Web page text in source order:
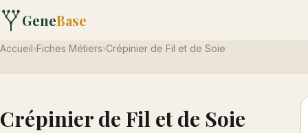
GeneBase
Accueil›Fiches Métiers›Crépinier de Fil et de Soie
Crépinier de Fil et de Soie